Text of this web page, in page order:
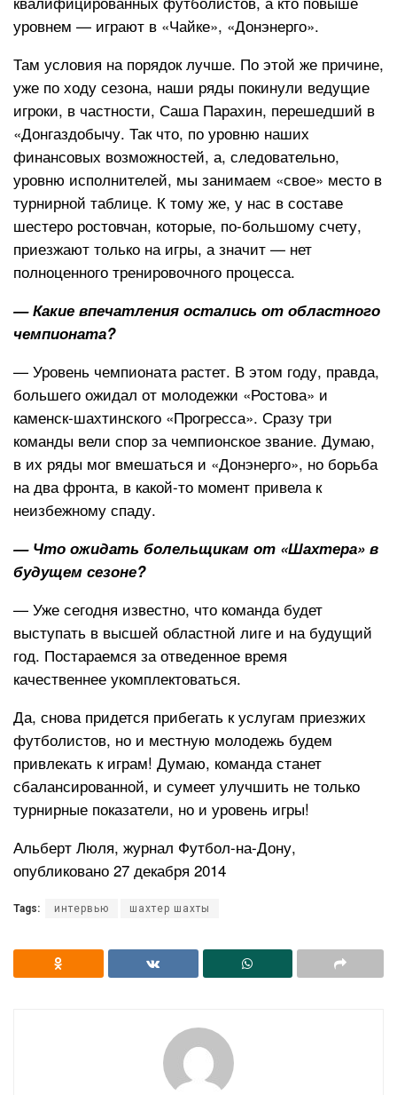
уровнем — играют в «Чайке», «Донэнерго».
Там условия на порядок лучше. По этой же причине,
уже по ходу сезона, наши ряды покинули ведущие
игроки, в частности, Саша Парахин, перешедший в
«Донгаздобычу. Так что, по уровню наших
финансовых возможностей, а, следовательно,
уровню исполнителей, мы занимаем «свое» место в
турнирной таблице. К тому же, у нас в составе
шестеро ростовчан, которые, по-большому счету,
приезжают только на игры, а значит — нет
полноценного тренировочного процесса.
— Какие впечатления остались от областного
чемпионата?
— Уровень чемпионата растет. В этом году, правда,
большего ожидал от молодежки «Ростова» и
каменск-шахтинского «Прогресса». Сразу три
команды вели спор за чемпионское звание. Думаю,
в их ряды мог вмешаться и «Донэнерго», но борьба
на два фронта, в какой-то момент привела к
неизбежному спаду.
— Что ожидать болельщикам от «Шахтера» в
будущем сезоне?
— Уже сегодня известно, что команда будет
выступать в высшей областной лиге и на будущий
год. Постараемся за отведенное время
качественнее укомплектоваться.
Да, снова придется прибегать к услугам приезжих
футболистов, но и местную молодежь будем
привлекать к играм! Думаю, команда станет
сбалансированной, и сумеет улучшить не только
турнирные показатели, но и уровень игры!
Альберт Люля, журнал Футбол-на-Дону,
опубликовано 27 декабря 2014
Tags: интервью шахтер шахты